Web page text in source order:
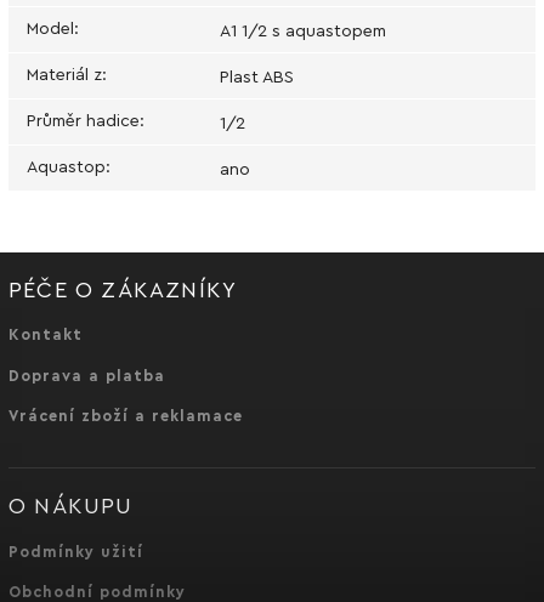
Model : A1 1/2 s aquastopem
Materiál z: Plast ABS
Průměr hadice: 1/2
Aquastop: ano
PÉČE O ZÁKAZNÍKY
Kontakt
Doprava a platba
Vrácení zboží a reklamace
O NÁKUPU
Podmínky užití
Obchodní podmínky